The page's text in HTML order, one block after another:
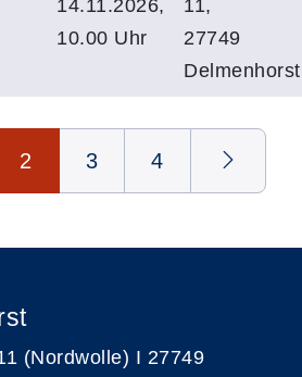
14.11.2026,
10.00 Uhr
11,
27749
2 3 4
(Nordwolle) I 27749